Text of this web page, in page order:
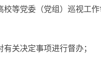
党委（党组）巡视工
关决定事项进行督办；